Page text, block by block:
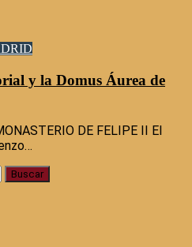
y la Domus Áurea de
DE FELIPE II El